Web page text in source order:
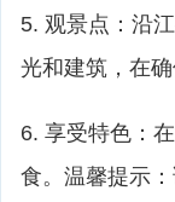
5. 观景点：沿
光和建筑，在
6. 享受特色：
食。温馨提示